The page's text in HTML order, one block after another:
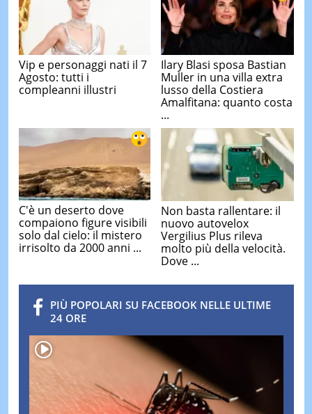
Vip e personaggi nati il 7
Agosto: tutti i
compleanni illustri
Ilary Blasi sposa Bastian
Muller in una villa extra
lusso della Costiera
Amalfitana: quanto costa
...
C'è un deserto dove
compaiono figure visibili
solo dal cielo: il mistero
irrisolto da 2000 anni ...
Non basta rallentare: il
nuovo autovelox
Vergilius Plus rileva
molto più della velocità.
Dove ...
PIÙ POPOLARI SU FACEBOOK NELLE ULTIME
24 ORE